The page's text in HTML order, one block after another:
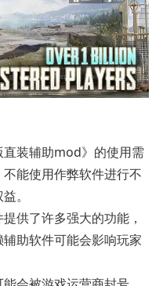
装辅助mod》的使用需
能使用作弊软件进行不
。
供了许多强大的功能，
助软件可能会影响玩家